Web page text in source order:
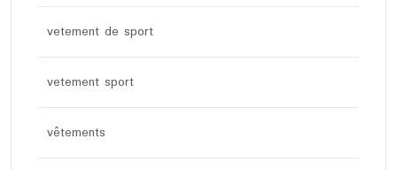
vetement de sport
vetement sport
vêtements